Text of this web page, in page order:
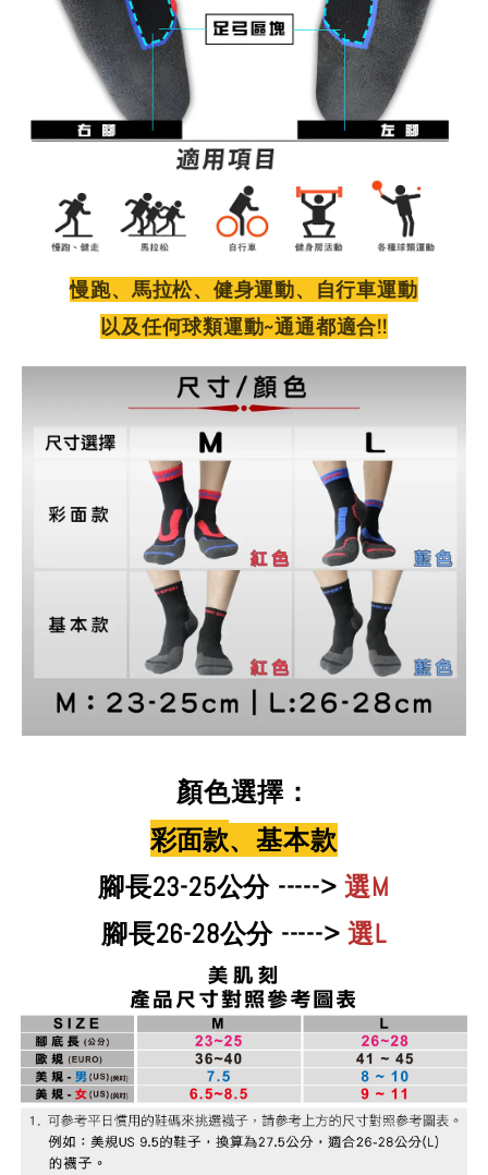
慢跑、馬拉松、健身運動、自行車運動
以及任何球類運動~通通都適合!!
顏色選擇：
彩面款、基本款
腳長23-25公分 ----->選M
腳長26-28公分 ----->選L